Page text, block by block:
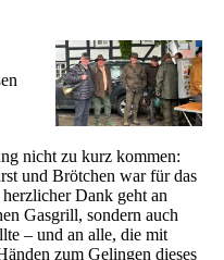
nicht zu kurz kommen:
und Brötchen war für das
Dank geht an
Gasgrill, sondern auch
– und an alle, die mit
zum Gelingen dieses